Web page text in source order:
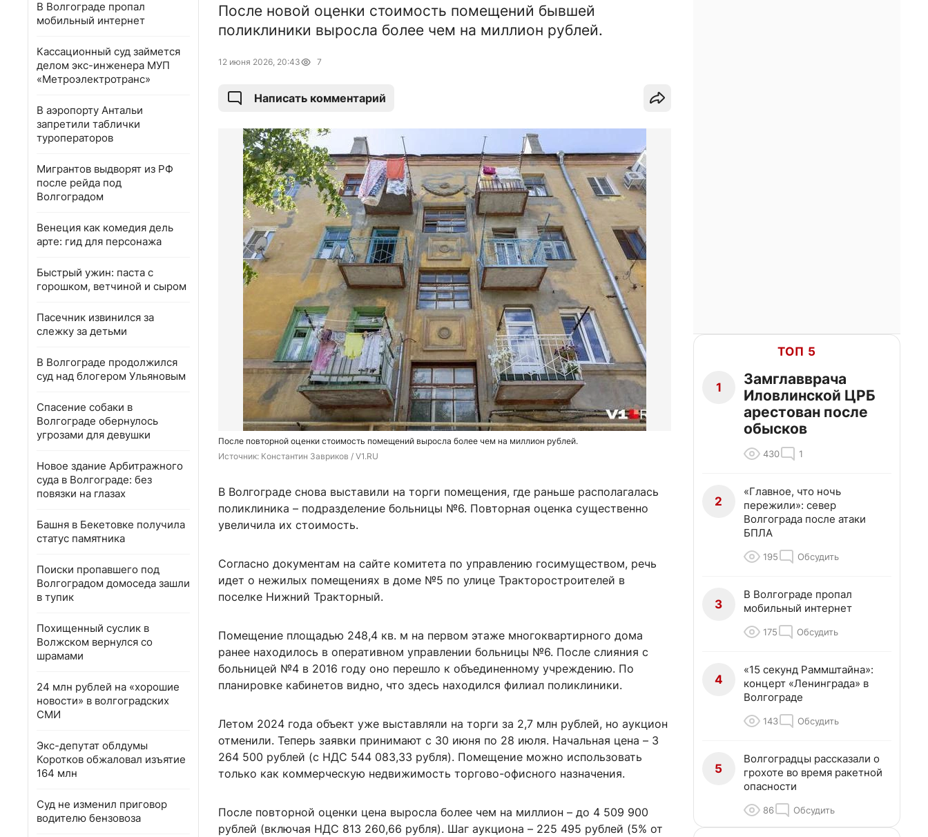
В Волгограде пропал
мобильный интернет
Кассационный суд займется
делом экс-инженера МУП
«Метроэлектротранс»
В аэропорту Антальи
запретили таблички
туроператоров
Мигрантов выдворят из РФ
после рейда под
Волгоградом
Венеция как комедия дель
арте: гид для персонажа
Быстрый ужин: паста с
горошком, ветчиной и сыром
Пасечник извинился за
слежку за детьми
В Волгограде продолжился
суд над блогером Ульяновым
Спасение собаки в
Волгограде обернулось
угрозами для девушки
Новое здание Арбитражного
суда в Волгограде: без
повязки на глазах
Башня в Бекетовке получила
статус памятника
Поиски пропавшего под
Волгоградом домоседа зашли
в тупик
Похищенный суслик в
Волжском вернулся со
шрамами
24 млн рублей на «хорошие
новости» в волгоградских
СМИ
Экс-депутат облдумы
Коротков обжаловал изъятие
164 млн
Суд не изменил приговор
водителю бензовоза
После новой оценки стоимость помещений бывшей
поликлиники выросла более чем на миллион рублей.
12 июня 2026, 20:43 7
Написать комментарий
После повторной оценки стоимость помещений выросла более чем на миллион рублей.
Источник: Константин Завриков / V1.RU
В Волгограде снова выставили на торги помещения, где раньше располагалась
поликлиника – подразделение больницы №6. Повторная оценка существенно
увеличила их стоимость.
Согласно документам на сайте комитета по управлению госимуществом, речь
идет о нежилых помещениях в доме №5 по улице Тракторостроителей в
поселке Нижний Тракторный.
Помещение площадью 248,4 кв. м на первом этаже многоквартирного дома
ранее находилось в оперативном управлении больницы №6. После слияния с
больницей №4 в 2016 году оно перешло к объединенному учреждению. По
планировке кабинетов видно, что здесь находился филиал поликлиники.
Летом 2024 года объект уже выставляли на торги за 2,7 млн рублей, но аукцион
отменили. Теперь заявки принимают с 30 июня по 28 июля. Начальная цена – 3
264 500 рублей (с НДС 544 083,33 рубля). Помещение можно использовать
только как коммерческую недвижимость торгово-офисного назначения.
После повторной оценки цена выросла более чем на миллион – до 4 509 900
рублей (включая НДС 813 260,66 рубля). Шаг аукциона – 225 495 рублей (5% от
ТОП 5
1
Замглавврача
Иловлинской ЦРБ
арестован после
обысков
430 1
2
«Главное, что ночь
пережили»: север
Волгограда после атаки
БПЛА
195 Обсудить
3
В Волгограде пропал
мобильный интернет
175 Обсудить
4
«15 секунд Раммштайна»:
концерт «Ленинграда» в
Волгограде
143 Обсудить
5
Волгоградцы рассказали о
грохоте во время ракетной
опасности
86 Обсудить